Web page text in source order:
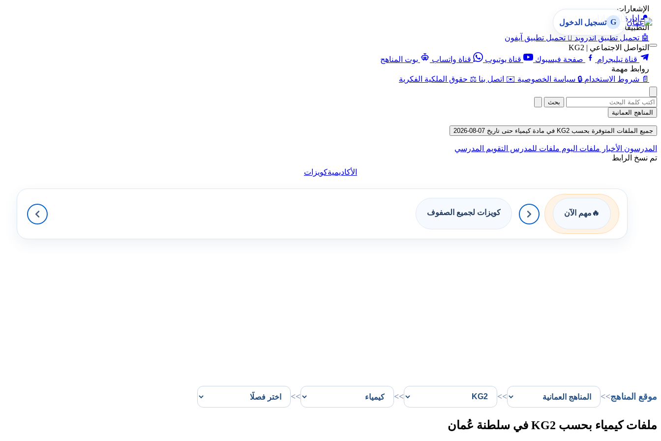
الإشعارات
🔔 إدارة الإشعارات
التطبيقات
🤖 تحميل تطبيق أندرويد  تحميل تطبيق آيفون
التواصل الاجتماعي | KG2
قناة تيليجرام
صفحة فيسبوك قناة يوتيوب قناة واتساب
بوت المناهج
روابط مهمة
📄 شروط الاستخدام 🔒 سياسة الخصوصية ✉️ اتصل بنا ⚖️ حقوق الملكية الفكرية
G تسجيل الدخول
بحث
المناهج العمانية
جميع الملفات المتوفرة بحسب KG2 في مادة كيمياء حتى تاريخ 07-08-2026
المدرسون الأخبار ملفات اليوم ملفات للمدرس التقويم المدرسي
تم نسخ الرابط
الأكاديميةكويزات
🔥 مهم الآن كويزات لجميع الصفوف
موقع المناهج>>
>>
>>
>>
ملفات كيمياء بحسب KG2 في سلطنة عُمان